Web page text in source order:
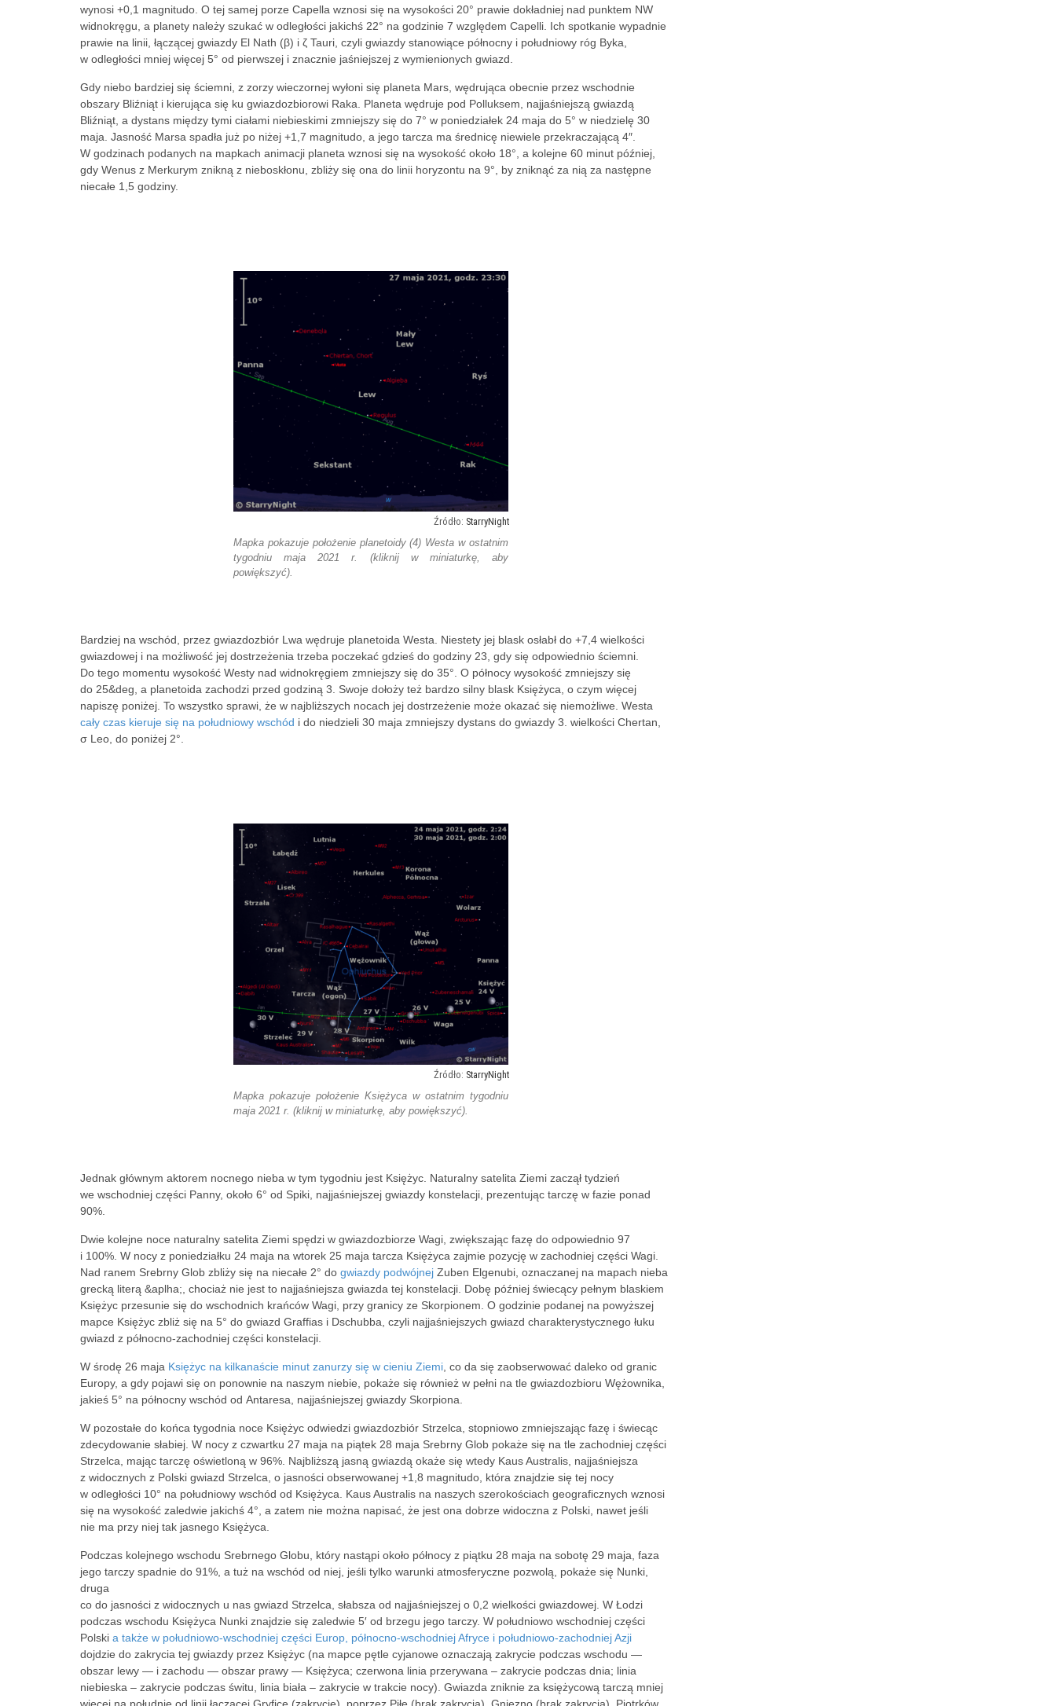
wynosi +0,1 magnitudo. O tej samej porze Capella wznosi się na wysokości 20° prawie dokładniej nad punktem NW
widnokręgu, a planety należy szukać w odległości jakichś 22° na godzinie 7 względem Capelli. Ich spotkanie wypadnie
prawie na linii, łączącej gwiazdy El Nath (β) i ζ Tauri, czyli gwiazdy stanowiące północny i południowy róg Byka,
w odległości mniej więcej 5° od pierwszej i znacznie jaśniejszej z wymienionych gwiazd.
Gdy niebo bardziej się ściemni, z zorzy wieczornej wyłoni się planeta Mars, wędrująca obecnie przez wschodnie
obszary Bliźniąt i kierująca się ku gwiazdozbiorowi Raka. Planeta wędruje pod Polluksem, najjaśniejszą gwiazdą
Bliźniąt, a dystans między tymi ciałami niebieskimi zmniejszy się do 7° w poniedziałek 24 maja do 5° w niedzielę 30
maja. Jasność Marsa spadła już po niżej +1,7 magnitudo, a jego tarcza ma średnicę niewiele przekraczającą 4″.
W godzinach podanych na mapkach animacji planeta wznosi się na wysokość około 18°, a kolejne 60 minut później,
gdy Wenus z Merkurym znikną z nieboskłonu, zbliży się ona do linii horyzontu na 9°, by zniknąć za nią za następne
niecałe 1,5 godziny.
StarryNight
Mapka pokazuje położenie planetoidy (4) Westa w ostatnim
tygodniu maja 2021 r. (kliknij w miniaturkę, aby
powiększyć).
Bardziej na wschód, przez gwiazdozbiór Lwa wędruje planetoida Westa. Niestety jej blask osłabł do +7,4 wielkości
gwiazdowej i na możliwość jej dostrzeżenia trzeba poczekać gdzieś do godziny 23, gdy się odpowiednio ściemni.
Do tego momentu wysokość Westy nad widnokręgiem zmniejszy się do 35°. O północy wysokość zmniejszy się
do 25&deg, a planetoida zachodzi przed godziną 3. Swoje dołoży też bardzo silny blask Księżyca, o czym więcej
napiszę poniżej. To wszystko sprawi, że w najbliższych nocach jej dostrzeżenie może okazać się niemożliwe. Westa
cały czas kieruje się na południowy wschód i do niedzieli 30 maja zmniejszy dystans do gwiazdy 3. wielkości Chertan,
σ Leo, do poniżej 2°.
StarryNight
Mapka pokazuje położenie Księżyca w ostatnim tygodniu
maja 2021 r. (kliknij w miniaturkę, aby powiększyć).
Jednak głównym aktorem nocnego nieba w tym tygodniu jest Księżyc. Naturalny satelita Ziemi zaczął tydzień
we wschodniej części Panny, około 6° od Spiki, najjaśniejszej gwiazdy konstelacji, prezentując tarczę w fazie ponad
90%.
Dwie kolejne noce naturalny satelita Ziemi spędzi w gwiazdozbiorze Wagi, zwiększając fazę do odpowiednio 97
i 100%. W nocy z poniedziałku 24 maja na wtorek 25 maja tarcza Księżyca zajmie pozycję w zachodniej części Wagi.
Nad ranem Srebrny Glob zbliży się na niecałe 2° do gwiazdy podwójnej Zuben Elgenubi, oznaczanej na mapach nieba
grecką literą &aplha;, chociaż nie jest to najjaśniejsza gwiazda tej konstelacji. Dobę później świecący pełnym blaskiem
Księżyc przesunie się do wschodnich krańców Wagi, przy granicy ze Skorpionem. O godzinie podanej na powyższej
mapce Księżyc zbliż się na 5° do gwiazd Graffias i Dschubba, czyli najjaśniejszych gwiazd charakterystycznego łuku
gwiazd z północno-zachodniej części konstelacji.
W środę 26 maja Księżyc na kilkanaście minut zanurzy się w cieniu Ziemi , co da się zaobserwować daleko od granic
Europy, a gdy pojawi się on ponownie na naszym niebie, pokaże się również w pełni na tle gwiazdozbioru Wężownika,
jakieś 5° na północny wschód od Antaresa, najjaśniejszej gwiazdy Skorpiona.
W pozostałe do końca tygodnia noce Księżyc odwiedzi gwiazdozbiór Strzelca, stopniowo zmniejszając fazę i świecąc
zdecydowanie słabiej. W nocy z czwartku 27 maja na piątek 28 maja Srebrny Glob pokaże się na tle zachodniej części
Strzelca, mając tarczę oświetloną w 96%. Najbliższą jasną gwiazdą okaże się wtedy Kaus Australis, najjaśniejsza
z widocznych z Polski gwiazd Strzelca, o jasności obserwowanej +1,8 magnitudo, która znajdzie się tej nocy
w odległości 10° na południowy wschód od Księżyca. Kaus Australis na naszych szerokościach geograficznych wznosi
się na wysokość zaledwie jakichś 4°, a zatem nie można napisać, że jest ona dobrze widoczna z Polski, nawet jeśli
nie ma przy niej tak jasnego Księżyca.
Podczas kolejnego wschodu Srebrnego Globu, który nastąpi około północy z piątku 28 maja na sobotę 29 maja, faza
jego tarczy spadnie do 91%, a tuż na wschód od niej, jeśli tylko warunki atmosferyczne pozwolą, pokaże się Nunki,
druga
co do jasności z widocznych u nas gwiazd Strzelca, słabsza od najjaśniejszej o 0,2 wielkości gwiazdowej. W Łodzi
podczas wschodu Księżyca Nunki znajdzie się zaledwie 5′ od brzegu jego tarczy. W południowo wschodniej części
Polski a także w południowo-wschodniej części Europ, północno-wschodniej Afryce i południowo-zachodniej Azji
dojdzie do zakrycia tej gwiazdy przez Księżyc (na mapce pętle cyjanowe oznaczają zakrycie podczas wschodu —
obszar lewy — i zachodu — obszar prawy — Księżyca; czerwona linia przerywana – zakrycie podczas dnia; linia
niebieska – zakrycie podczas świtu, linia biała – zakrycie w trakcie nocy). Gwiazda zniknie za księżycową tarczą mniej